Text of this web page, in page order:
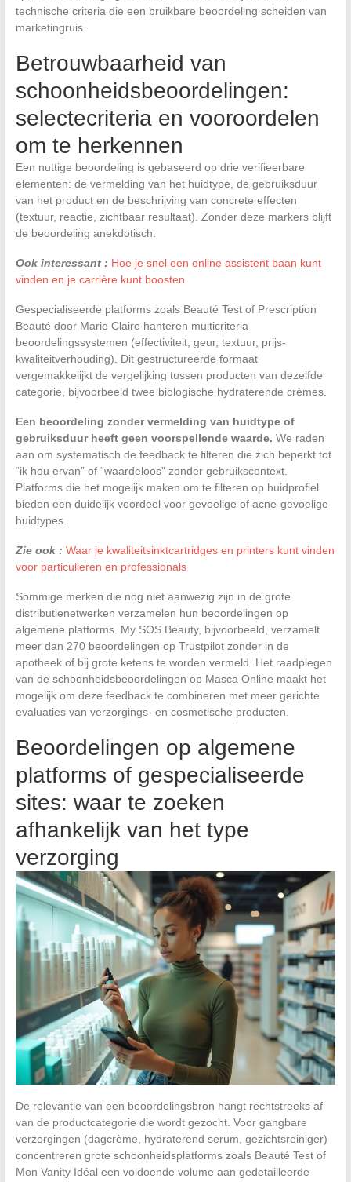
technische criteria die een bruikbare beoordeling scheiden van
marketingruis.
Betrouwbaarheid van
schoonheidsbeoordelingen:
selectecriteria en vooroordelen
om te herkennen
Een nuttige beoordeling is gebaseerd op drie verifieerbare
elementen: de vermelding van het huidtype, de gebruiksduur
van het product en de beschrijving van concrete effecten
(textuur, reactie, zichtbaar resultaat). Zonder deze markers blijft
de beoordeling anekdotisch.
Ook interessant : Hoe je snel een online assistent baan kunt
vinden en je carrière kunt boosten
Gespecialiseerde platforms zoals Beauté Test of Prescription
Beauté door Marie Claire hanteren multicriteria
beoordelingssystemen (effectiviteit, geur, textuur, prijs-
kwaliteitverhouding). Dit gestructureerde formaat
vergemakkelijkt de vergelijking tussen producten van dezelfde
categorie, bijvoorbeeld twee biologische hydraterende crèmes.
Een beoordeling zonder vermelding van huidtype of
gebruiksduur heeft geen voorspellende waarde. We raden
aan om systematisch de feedback te filteren die zich beperkt tot
“ik hou ervan” of “waardeloos” zonder gebruikscontext.
Platforms die het mogelijk maken om te filteren op huidprofiel
bieden een duidelijk voordeel voor gevoelige of acne-gevoelige
huidtypes.
Zie ook : Waar je kwaliteitsinktcartridges en printers kunt vinden
voor particulieren en professionals
Sommige merken die nog niet aanwezig zijn in de grote
distributienetwerken verzamelen hun beoordelingen op
algemene platforms. My SOS Beauty, bijvoorbeeld, verzamelt
meer dan 270 beoordelingen op Trustpilot zonder in de
apotheek of bij grote ketens te worden vermeld. Het raadplegen
van de schoonheidsbeoordelingen op Masca Online maakt het
mogelijk om deze feedback te combineren met meer gerichte
evaluaties van verzorgings- en cosmetische producten.
Beoordelingen op algemene
platforms of gespecialiseerde
sites: waar te zoeken
afhankelijk van het type
verzorging
De relevantie van een beoordelingsbron hangt rechtstreeks af
van de productcategorie die wordt gezocht. Voor gangbare
verzorgingen (dagcrème, hydraterend serum, gezichtsreiniger)
concentreren grote schoonheidsplatforms zoals Beauté Test of
Mon Vanity Idéal een voldoende volume aan gedetailleerde